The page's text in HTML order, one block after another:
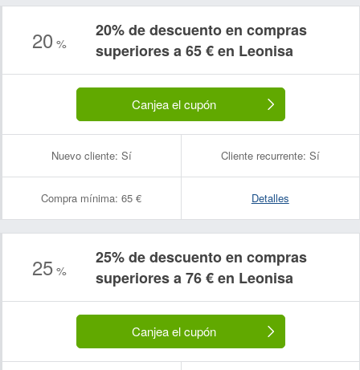
20 %
20% de descuento en compras
superiores a 65 € en Leonisa
Canjea el cupón
Nuevo cliente: Sí Cliente recurrente: Sí
Compra mínima: 65 € Detalles
25 %
25% de descuento en compras
superiores a 76 € en Leonisa
Canjea el cupón